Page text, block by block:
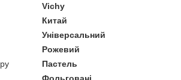
Vichy
Китай
Універсальний
Рожевий
Пастель
Фольговані